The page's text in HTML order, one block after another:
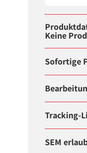
Keine
Sofortige
Tracking-
SEM